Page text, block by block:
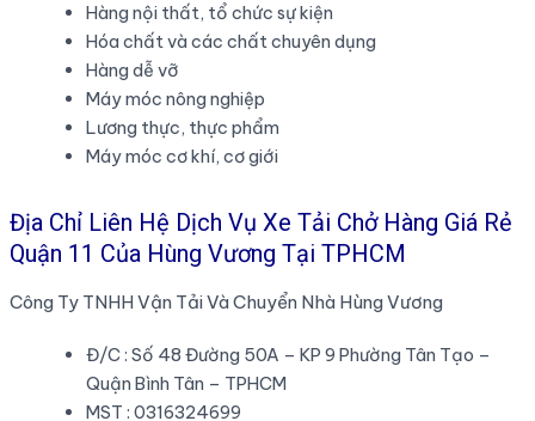
Hàng nội thất, tổ chức sự kiện
Hóa chất và các chất chuyên dụng
Hàng dễ vỡ
Máy móc nông nghiệp
Lương thực, thực phẩm
Máy móc cơ khí, cơ giới
Địa Chỉ Liên Hệ Dịch Vụ Xe Tải Chở Hàng Giá Rẻ
Quận 11 Của Hùng Vương Tại TPHCM
Công Ty TNHH Vận Tải Và Chuyển Nhà Hùng Vương
Đ/C : Số 48 Đường 50A – KP 9 Phường Tân Tạo –
Quận Bình Tân – TPHCM
MST : 0316324699